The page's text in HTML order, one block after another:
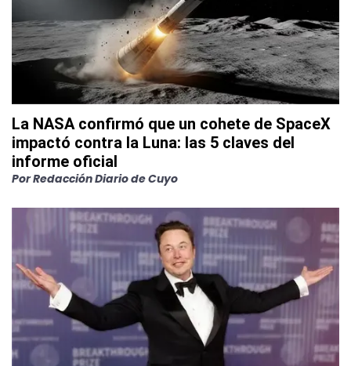
La NASA confirmó que un cohete de SpaceX
impactó contra la Luna: las 5 claves del
informe oficial
PorRedacción Diario de Cuyo